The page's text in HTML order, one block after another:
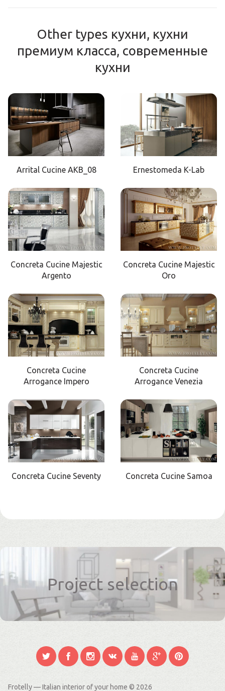
Other types кухни, кухни
премиум класса, современные
кухни
Arrital Cucine AKB_08 Ernestomeda K-Lab
Concreta Cucine Majestic
Argento
Concreta Cucine Majestic
Oro
Concreta Cucine
Arrogance Impero
Concreta Cucine
Arrogance Venezia
Concreta Cucine Seventy Concreta Cucine Samoa
Project selection
Frotelly — Italian interior of your home © 2026